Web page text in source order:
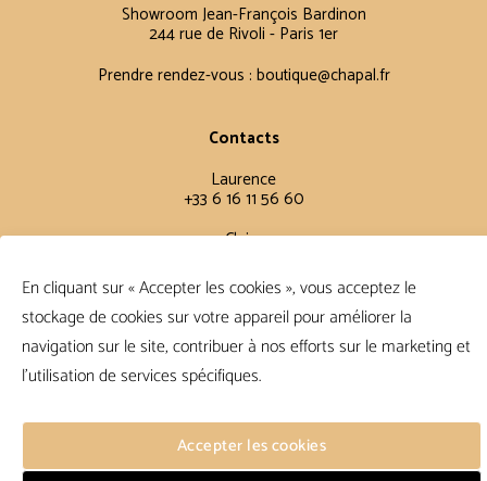
En cliquant sur « Accepter les cookies », vous acceptez le
stockage de cookies sur votre appareil pour améliorer la
navigation sur le site, contribuer à nos efforts sur le marketing et
l'utilisation de services spécifiques.
Accepter les cookies
Showroom Jean-François Bardinon
244 rue de Rivoli - Paris 1er
Prendre rendez-vous : boutique@chapal.fr
Contacts
Laurence
+33 6 16 11 56 60
Claire
Conditions Générales
Conditions de vente
Suivre